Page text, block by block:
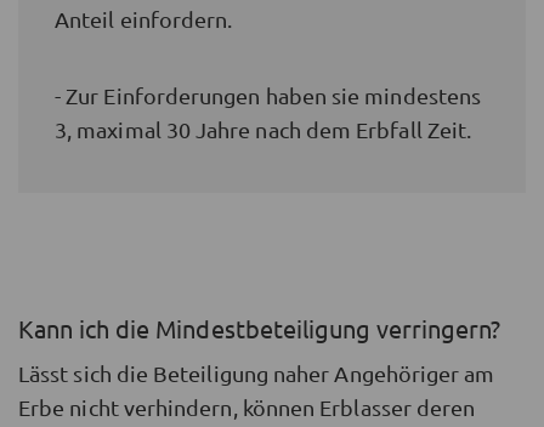
Anteil einfordern.
- Zur Einforderungen haben sie mindestens
3, maximal 30 Jahre nach dem Erbfall Zeit.
Kann ich die Mindestbeteiligung verringern?
Lässt sich die Beteiligung naher Angehöriger am
Erbe nicht verhindern, können Erblasser deren